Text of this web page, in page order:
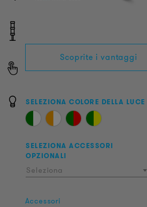
Scoprite i vantaggi
SELEZIONA COLORE DELLA LUCE
SELEZIONA ACCESSORI
OPZIONALI
Seleziona
Accessori